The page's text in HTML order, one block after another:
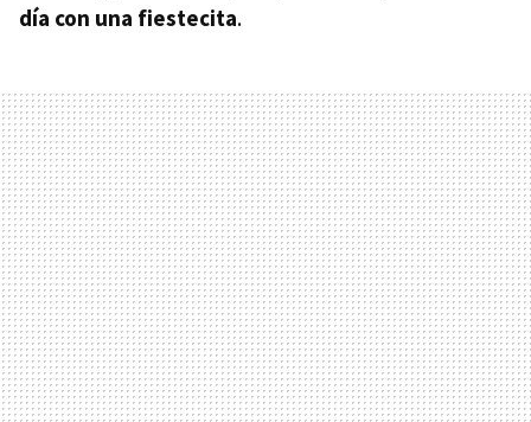
día con una fiestecita.